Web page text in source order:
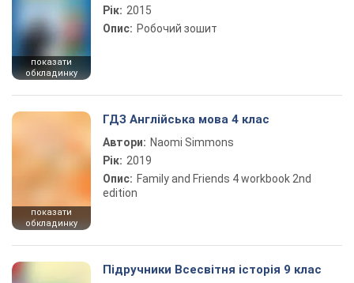
показати
обкладинку
Рік: 2015
Опис: Робочий зошит
показати
обкладинку
ГДЗ Англійська мова 4 клас
Автори: Naomi Simmons
Рік: 2019
Опис: Family and Friends 4 workbook 2nd
edition
Підручники Всесвітня історія 9 клас